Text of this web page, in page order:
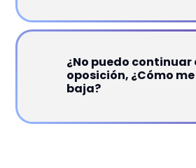
¿No puedo continuar
oposición, ¿Cómo
baja?